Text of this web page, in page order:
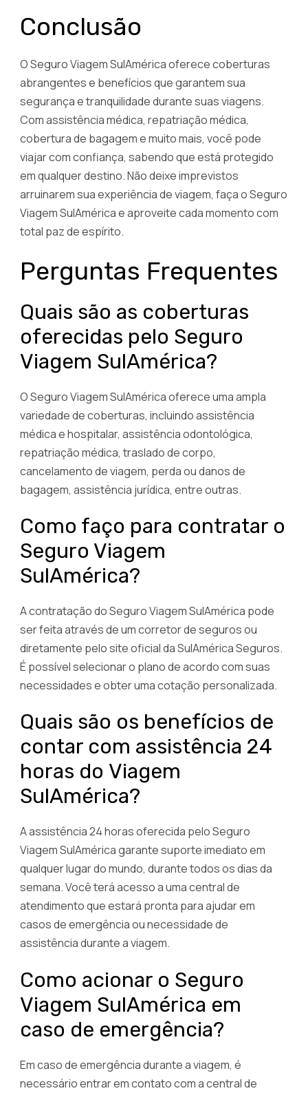
Conclusão
O Seguro Viagem SulAmérica oferece coberturas
abrangentes e benefícios que garantem sua
segurança e tranquilidade durante suas viagens.
Com assistência médica, repatriação médica,
cobertura de bagagem e muito mais, você pode
viajar com confiança, sabendo que está protegido
em qualquer destino. Não deixe imprevistos
arruinarem sua experiência de viagem, faça o Seguro
Viagem SulAmérica e aproveite cada momento com
total paz de espírito.
Perguntas Frequentes
Quais são as coberturas
oferecidas pelo Seguro
Viagem SulAmérica?
O Seguro Viagem SulAmérica oferece uma ampla
variedade de coberturas, incluindo assistência
médica e hospitalar, assistência odontológica,
repatriação médica, traslado de corpo,
cancelamento de viagem, perda ou danos de
bagagem, assistência jurídica, entre outras.
Como faço para contratar o
Seguro Viagem
SulAmérica?
A contratação do Seguro Viagem SulAmérica pode
ser feita através de um corretor de seguros ou
diretamente pelo site oficial da SulAmérica Seguros.
É possível selecionar o plano de acordo com suas
necessidades e obter uma cotação personalizada.
Quais são os benefícios de
contar com assistência 24
horas do Viagem
SulAmérica?
A assistência 24 horas oferecida pelo Seguro
Viagem SulAmérica garante suporte imediato em
qualquer lugar do mundo, durante todos os dias da
semana. Você terá acesso a uma central de
atendimento que estará pronta para ajudar em
casos de emergência ou necessidade de
assistência durante a viagem.
Como acionar o Seguro
Viagem SulAmérica em
caso de emergência?
Em caso de emergência durante a viagem, é
necessário entrar em contato com a central de